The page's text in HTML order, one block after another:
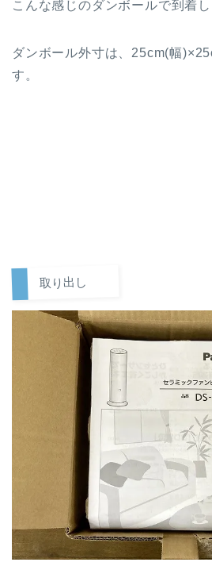
こんな感じのダンボールで到着し
ダンボール外寸は、25cm(幅
す。
取り出し